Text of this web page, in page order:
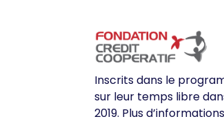
Inscrits dans le
sur leur temps libre
2019. Plus